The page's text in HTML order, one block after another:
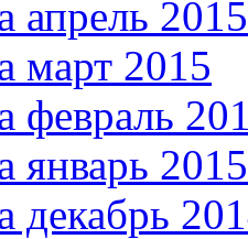
апрель 2015
март 2015
февраль
январь 2015
декабрь